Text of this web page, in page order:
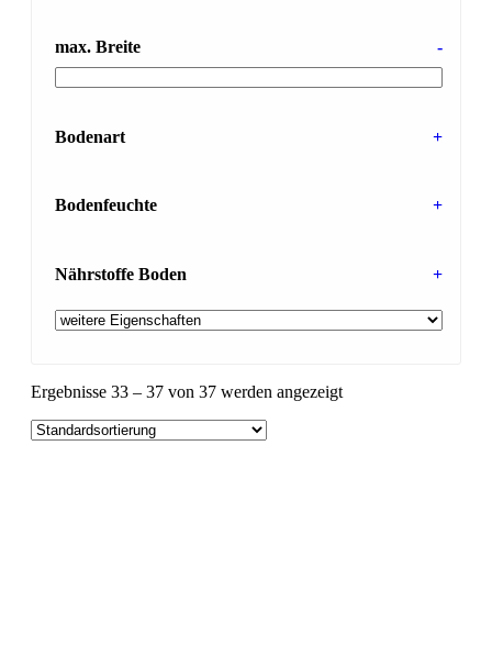
max. Breite -
Bodenart +
Bodenfeuchte +
Nährstoffe Boden +
Ergebnisse 33 – 37 von 37 werden angezeigt